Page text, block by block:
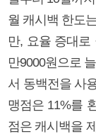
월 캐시백 한도
만, 요율 증대로
만9000원으로
서 동백전을 사
맹점은 11%를
점은 캐시백을